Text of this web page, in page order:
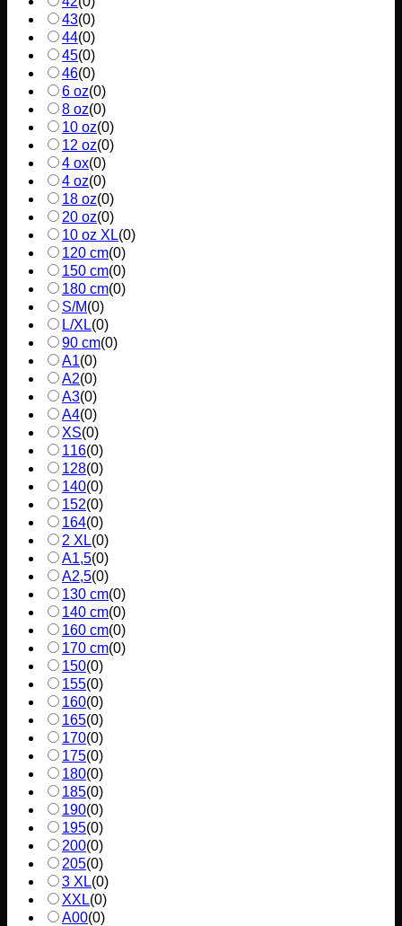
43(0)
44(0)
45(0)
46(0)
6 oz(0)
8 oz(0)
10 oz(0)
12 oz(0)
4 ox(0)
4 oz(0)
18 oz(0)
20 oz(0)
10 oz XL(0)
120 cm(0)
150 cm(0)
180 cm(0)
S/M(0)
L/XL(0)
90 cm(0)
A1(0)
A2(0)
A3(0)
A4(0)
XS(0)
116(0)
128(0)
140(0)
152(0)
164(0)
2 XL(0)
A1,5(0)
A2,5(0)
130 cm(0)
140 cm(0)
160 cm(0)
170 cm(0)
150(0)
155(0)
160(0)
165(0)
170(0)
175(0)
180(0)
185(0)
190(0)
195(0)
200(0)
205(0)
3 XL(0)
XXL(0)
A00(0)